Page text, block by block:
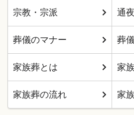
宗教・宗派 通
葬儀のマナー 葬
家族葬とは 家
家族葬の流れ 家